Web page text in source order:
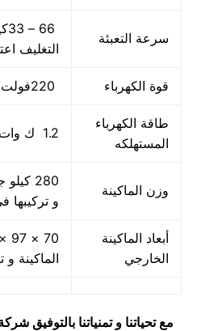
سرعة التعبئة
التغليف
قوة الكهرباء
طاقة الكهرباء
المستهلكه
1.2 ك وات
وزن الماكينة
280
و تركيبها
أبعاد الماكينة
الخارجي
الماكينة
مع تحياتنا و تمنياتنا بالتوفيق